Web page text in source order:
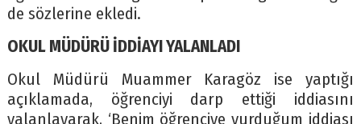
de sözlerine ekledi.
OKUL MÜDÜRÜ İDDİAYI YALANLADI
Okul Müdürü Muammer Karagöz ise yaptığı
açıklamada, öğrenciyi darp ettiği iddiasını
yalanlayarak, ‘Benim öğrenciye vurduğum iddiası